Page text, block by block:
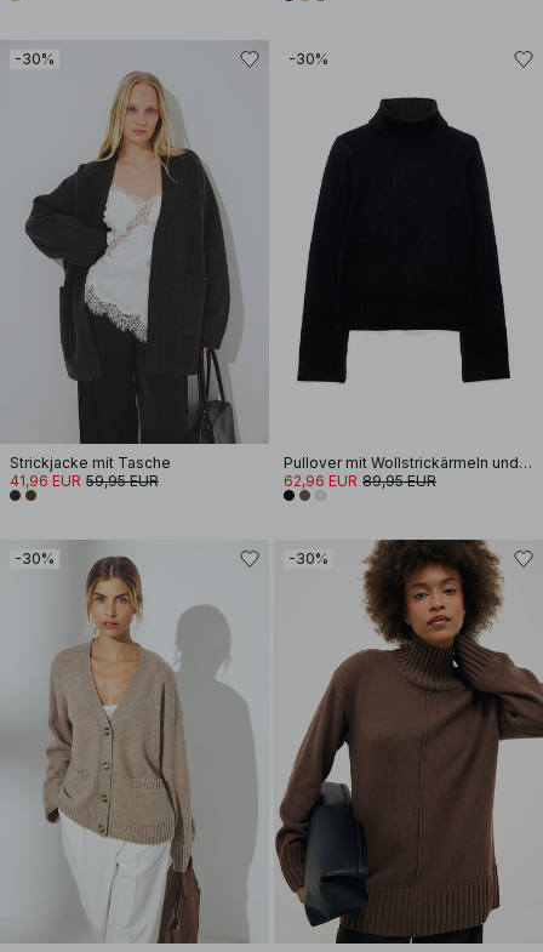
-30%
Strickjacke mit Tasche
41,96 EUR 59,95 EUR
-30%
Pullover mit Wollstrickärmeln und Schlitz
62,96 EUR 89,95 EUR
-30% -30%